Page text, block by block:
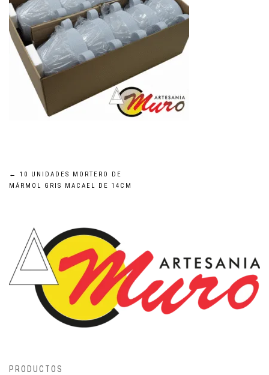
Navegación
entradas
←
10 UNIDADES MORTERO DE
MÁRMOL GRIS MACAEL DE 14CM
PRODUCTOS